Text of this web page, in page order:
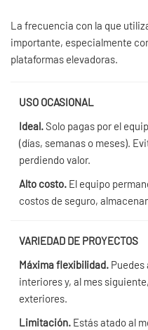
La frecuencia con la que
importante, especialmente
plataformas elevadoras.
USO OCASIONAL
Ideal.Solo pagas por el
(días, semanas o meses).
perdiendo valor.
Alto costo. El equipo
costos de seguro,
VARIEDAD DE PROYECTOS
Máxima flexibilidad.
interiores y, al mes
exteriores.
Limitación. Estás atado al